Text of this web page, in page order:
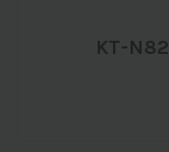
KT-